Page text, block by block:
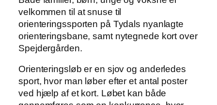
velkommen til at snuse til
orienteringssporten på Tydals nyanlagte
orienteringsbane, samt nytegnede kort over
Spejdergården.
Orienteringsløb er en sjov og anderledes
sport, hvor man løber efter et antal poster
ved hjælp af et kort. Løbet kan både